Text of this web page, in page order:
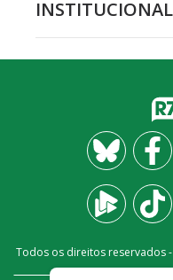
INSTITUCIONAL
Todos os direitos reservados